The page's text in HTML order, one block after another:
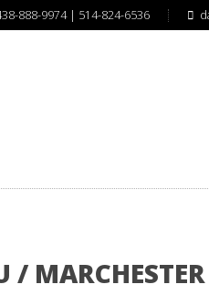
888-9974 | 514-824-6536
/ MARCHESTER